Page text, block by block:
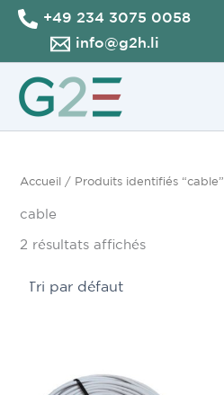
Aller
contenu
+49 234 3075 0058
info@g2h.li
Accueil / Produits identifiés “cable”
cable
2 résultats affichés